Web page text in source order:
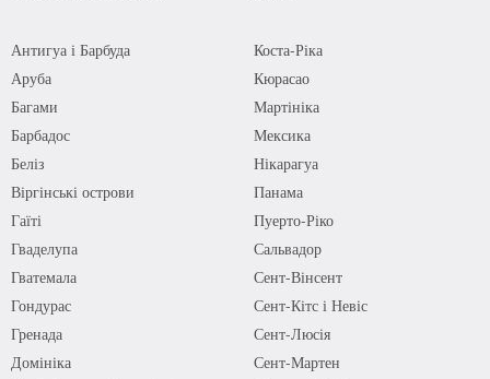
Антигуа і Барбуда
Аруба
Багами
Барбадос
Беліз
Віргінські острови
Гаїті
Гваделупа
Гватемала
Гондурас
Гренада
Домініка
Коста-Ріка
Кюрасао
Мартініка
Мексика
Нікарагуа
Панама
Пуерто-Ріко
Сальвадор
Сент-Вінсент
Сент-Кітс і Невіс
Сент-Люсія
Сент-Мартен